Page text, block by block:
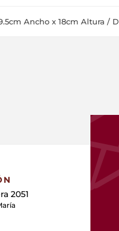
Ancho x 18cm Altura /
2051